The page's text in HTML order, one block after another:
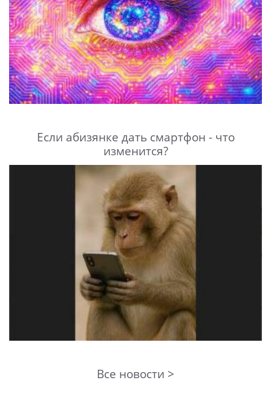
Если абизянке дать смартфон - что
изменится?
Все новости >